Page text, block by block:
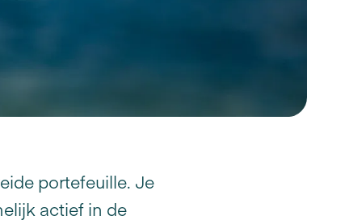
portefeuille. Je
actief in de